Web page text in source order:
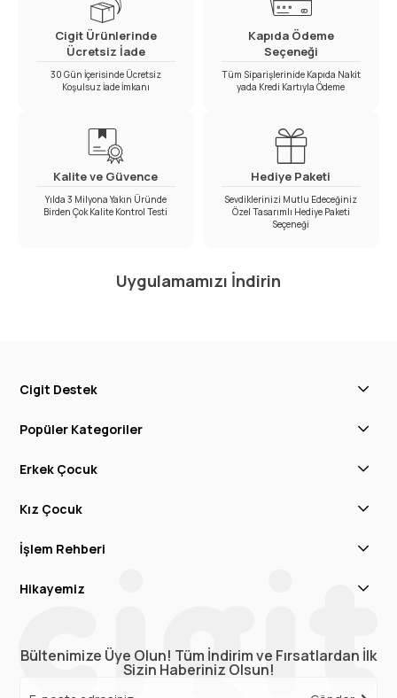
Cigit Ürünlerinde
Ücretsiz İade
30 Gün İçerisinde Ücretsiz
Koşulsuz İade İmkanı
Kapıda Ödeme
Seçeneği
Tüm Siparişlerinide Kapıda Nakit
yada Kredi Kartıyla Ödeme
Kalite ve Güvence
Yılda 3 Milyona Yakın Üründe
Birden Çok Kalite Kontrol Testi
Hediye Paketi
Sevdiklerinizi Mutlu Edeceğiniz
Özel Tasarımlı Hediye Paketi
Seçeneği
Uygulamamızı İndirin
Cigit Destek
Popüler Kategoriler
Erkek Çocuk
Kız Çocuk
İşlem Rehberi
Hikayemiz
Bültenimize Üye Olun! Tüm İndirim ve Fırsatlardan İlk
Sizin Haberiniz Olsun!